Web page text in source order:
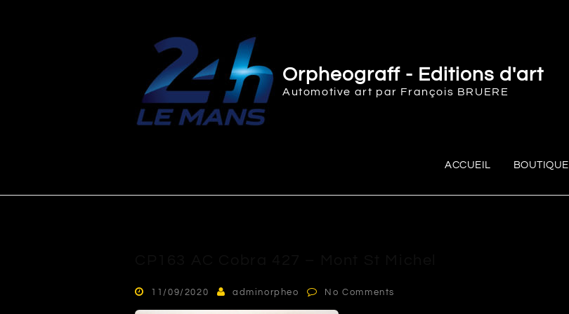
Orpheograff - Editions d'art
Automotive art par François BRUERE
ACCUEIL BOUTIQUE
11/09/2020 adminorpheo No Comments